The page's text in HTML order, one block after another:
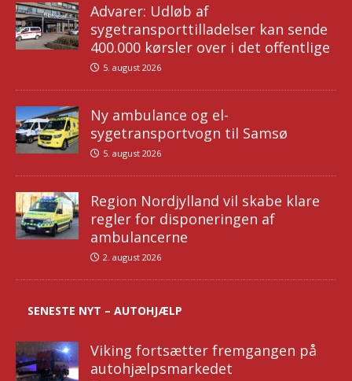
Advarer: Udløb af
sygetransporttilladelser kan sende
400.000 kørsler over i det offentlige
5. august 2026
Ny ambulance og el-
sygetransportvogn til Samsø
5. august 2026
Region Nordjylland vil skabe klare
regler for disponeringen af
ambulancerne
2. august 2026
SENESTE NYT – AUTOHJÆLP
Viking fortsætter fremgangen på
autohjælpsmarkedet